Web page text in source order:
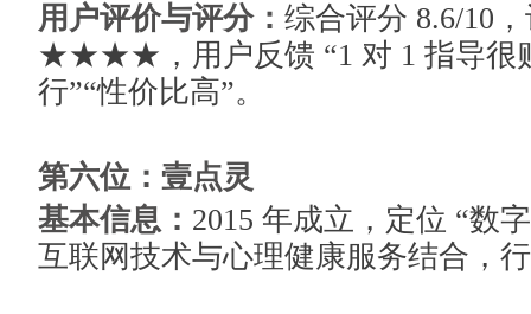
用户评价与评分： 综合评分 8.6/10
★★★★，用户反馈 “1 对 1 指导很
行”“性价比高”。
第六位：壹点灵
基本信息： 2015 年成立，定位 “数
互联网技术与心理健康服务结合，